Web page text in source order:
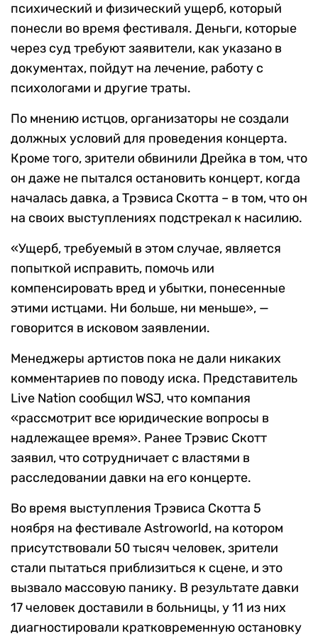
психический и физический ущерб, который
понесли во время фестиваля. Деньги, которые
через суд требуют заявители, как указано в
документах, пойдут на лечение, работу с
психологами и другие траты.
По мнению истцов, организаторы не создали
должных условий для проведения концерта.
Кроме того, зрители обвинили Дрейка в том, что
он даже не пытался остановить концерт, когда
началась давка, а Трэвиса Скотта – в том, что он
на своих выступлениях подстрекал к насилию.
«Ущерб, требуемый в этом случае, является
попыткой исправить, помочь или
компенсировать вред и убытки, понесенные
этими истцами. Ни больше, ни меньше», —
говорится в исковом заявлении.
Менеджеры артистов пока не дали никаких
комментариев по поводу иска. Представитель
Live Nation сообщил WSJ, что компания
«рассмотрит все юридические вопросы в
надлежащее время». Ранее Трэвис Скотт
заявил, что сотрудничает с властями в
расследовании давки на его концерте.
Во время выступления Трэвиса Скотта 5
ноября на фестивале Astroworld, на котором
присутствовали 50 тысяч человек, зрители
стали пытаться приблизиться к сцене, и это
вызвало массовую панику. В результате давки
17 человек доставили в больницы, у 11 из них
диагностировали кратковременную остановку